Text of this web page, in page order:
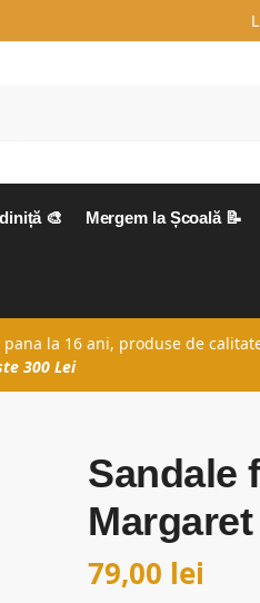
🎨 Mergem la Școală 📝
la 16 ani, produse de
300 Lei
Sandale
Margaret
79,00 lei